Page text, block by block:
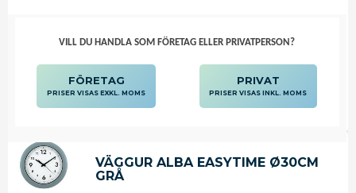
Garanti 2 år
Lägg till i favoriter
VÄGGUR ALBA EASYTIME Ø30CM
GRÅ
VILL DU HANDLA SOM FÖRETAG ELLER PRIVATPERSON?
FÖRETAG
PRISER VISAS EXKL. MOMS
PRIVAT
PRISER VISAS INKL. MOMS